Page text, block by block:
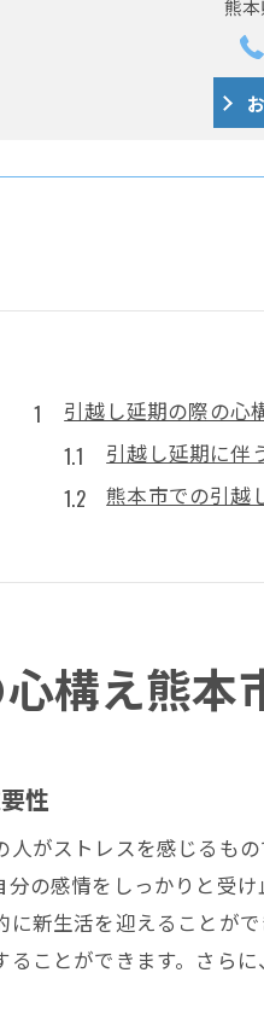
熊
引越し延期の際の心
引越し延期に伴
熊本市での引越
再計画を立てる
引越し業者との
熊本市での引越
熊本市で引越し延期
住居契約の見直
家財道具の一時
熊本市での引越
引越し延期によ
構え熊本
性
がストレスを感じるも
の感情をしっかりと受
新生活を迎えることが
ことができます。さら